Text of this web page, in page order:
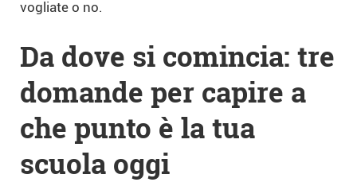
vogliate o no.
Da dove si comincia: tre
domande per capire a
che punto è la tua
scuola oggi